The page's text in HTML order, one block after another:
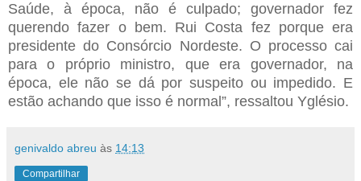
Saúde, à época, não é culpado; governador fez
querendo fazer o bem. Rui Costa fez porque era
presidente do Consórcio Nordeste. O processo cai
para o próprio ministro, que era governador, na
época, ele não se dá por suspeito ou impedido. E
estão achando que isso é normal”, ressaltou Yglésio.
genivaldo abreu às 14:13
Compartilhar